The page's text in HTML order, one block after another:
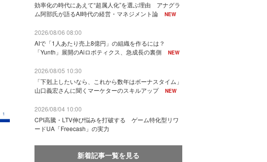
効率化の時代にあえて“超属人化”を選ぶ理由 アナグラ
ム阿部氏が語るAI時代の経営・マネジメント論
NEW
2026/08/06 08:00
AIで「1人あたり売上8億円」の組織を作るには？
「Yunth」展開のAiロボティクス、急成長の裏側
NEW
2026/08/05 10:30
「下剋上したいなら、これから数年はボーナスタイム」
山口義宏さんに聞くマーケターのスキルアップ
NEW
2026/08/04 10:00
CPI高騰・LTV伸び悩みを打破する ゲーム特化型リワ
ードUA「Freecash」の実力
新着記事一覧を見る